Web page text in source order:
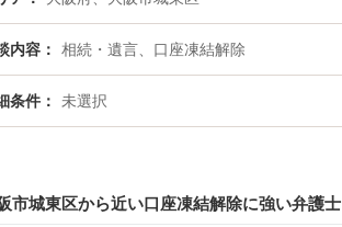
内容 相続・遺言、口座凍結解除
条件 未選択
市城東区から近い口座凍結解除に強い弁護士